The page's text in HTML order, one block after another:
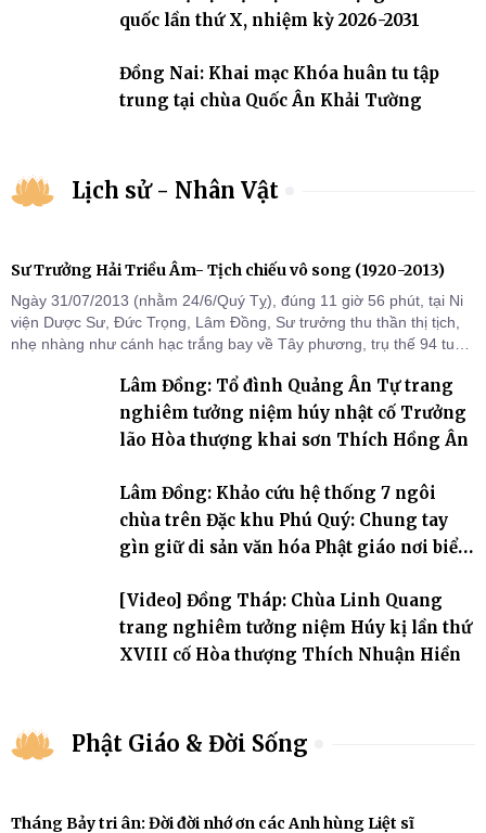
quốc lần thứ X, nhiệm kỳ 2026-2031
Đồng Nai: Khai mạc Khóa huân tu tập
trung tại chùa Quốc Ân Khải Tường
Lịch sử - Nhân Vật
Sư Trưởng Hải Triều Âm- Tịch chiếu vô song (1920-2013)
Ngày 31/07/2013 (nhằm 24/6/Quý Tỵ), đúng 11 giờ 56 phút, tại Ni
viện Dược Sư, Đức Trọng, Lâm Đồng, Sư trưởng thu thần thị tịch,
nhẹ nhàng như cánh hạc trắng bay về Tây phương, trụ thế 94 tuổi
Lâm Đồng: Tổ đình Quảng Ân Tự trang
nghiêm tưởng niệm húy nhật cố Trưởng
lão Hòa thượng khai sơn Thích Hồng Ân
Lâm Đồng: Khảo cứu hệ thống 7 ngôi
chùa trên Đặc khu Phú Quý: Chung tay
gìn giữ di sản văn hóa Phật giáo nơi biển
[Video] Đồng Tháp: Chùa Linh Quang
trang nghiêm tưởng niệm Húy kị lần thứ
XVIII cố Hòa thượng Thích Nhuận Hiền
Phật Giáo & Đời Sống
Tháng Bảy tri ân: Đời đời nhớ ơn các Anh hùng Liệt sĩ